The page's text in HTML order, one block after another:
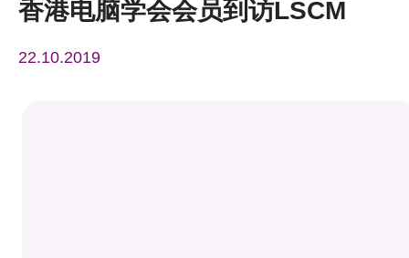
香港电脑学会会员到访LSCM
22.10.2019